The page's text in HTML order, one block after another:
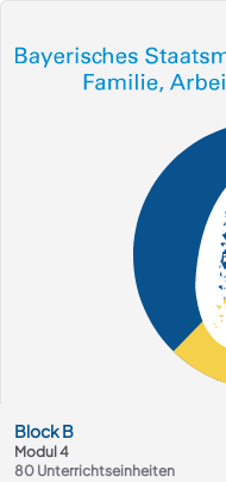
BlockB
Modul 4
80 Unterrichtseinheiten